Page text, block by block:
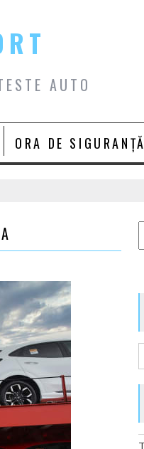
AUTO
ORA DE